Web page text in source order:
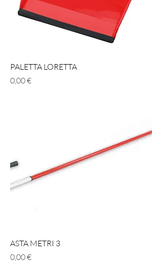
PALETTA LORETTA
Prezzo
0,00 €
ASTA METRI 3
Prezzo
0,00 €